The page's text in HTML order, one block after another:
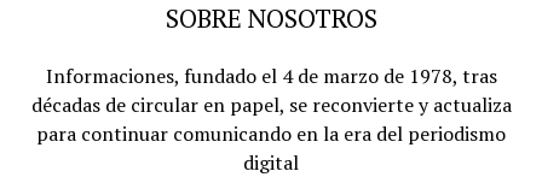
SOBRE NOSOTROS
Informaciones, fundado el 4 de marzo de 1978, tras
décadas de circular en papel, se reconvierte y actualiza
para continuar comunicando en la era del periodismo
digital